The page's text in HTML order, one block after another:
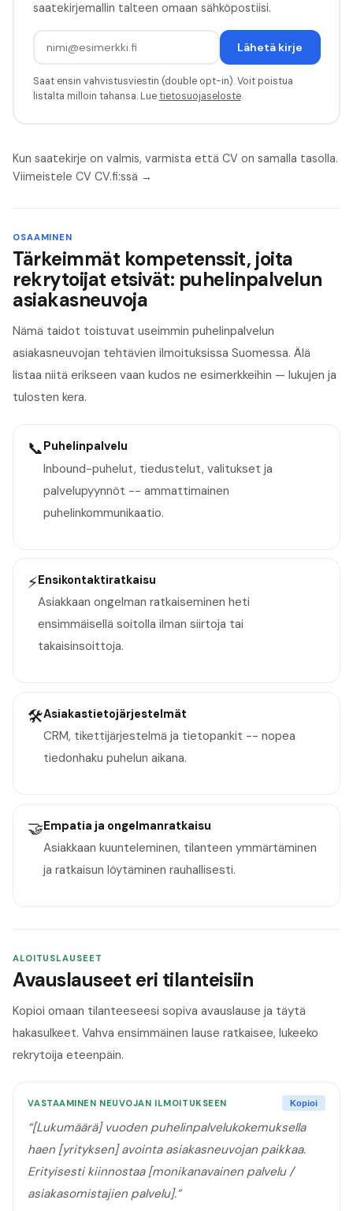
saatekirjemallin talteen omaan sähköpostiisi.
Lähetä kirje
Saat ensin vahvistusviestin (double opt-in). Voit poistua
listalta milloin tahansa. Luetietosuojaseloste.
Kun saatekirje on valmis, varmista että CV on samalla tasolla.
Viimeistele CV CV.fi:ssä →
OSAAMINEN
Tärkeimmät kompetenssit, joita
rekrytoijat etsivät: puhelinpalvelun
asiakasneuvoja
Nämä taidot toistuvat useimmin puhelinpalvelun
asiakasneuvojan tehtävien ilmoituksissa Suomessa. Älä
listaa niitä erikseen vaan kudos ne esimerkkeihin — lukujen ja
tulosten kera.
📞Puhelinpalvelu
Inbound-puhelut, tiedustelut, valitukset ja
palvelupyynnöt -- ammattimainen
puhelinkommunikaatio.
⚡Ensikontaktiratkaisu
Asiakkaan ongelman ratkaiseminen heti
ensimmäisellä soitolla ilman siirtoja tai
takaisinsoittoja.
🛠️Asiakastietojärjestelmät
CRM, tikettijärjestelmä ja tietopankit -- nopea
tiedonhaku puhelun aikana.
🤝Empatia ja ongelmanratkaisu
Asiakkaan kuunteleminen, tilanteen ymmärtäminen
ja ratkaisun löytäminen rauhallisesti.
ALOITUSLAUSEET
Avauslauseet eri tilanteisiin
Kopioi omaan tilanteeseesi sopiva avauslause ja täytä
hakasulkeet. Vahva ensimmäinen lause ratkaisee, lukeeko
rekrytoija eteenpäin.
VASTAAMINEN NEUVOJAN ILMOITUKSEEN Kopioi
“[Lukumäärä] vuoden puhelinpalvelukokemuksella
haen [yrityksen] avointa asiakasneuvojan paikkaa.
Erityisesti kiinnostaa [monikanavainen palvelu /
asiakasomistajien palvelu].”